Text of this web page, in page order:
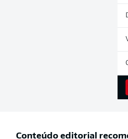
Conteúdo editorial